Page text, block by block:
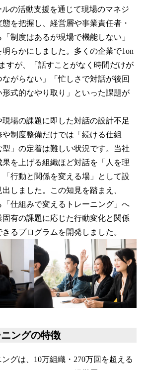
の活動支援を通じて現場のマネジ
を把握し、経営層や事業責任者・
制度はあるが現場で機能しない」
らかにしました。多くの企業で1on
すが、「話すことがなく時間だけが
がらない」「忙しさで対話が後回
形式的なやり取り」といった課題が
場の課題に即した対話の設計不足
制度整備だけでは「続ける仕組
」の定着は難しい状況です。当社
を上げる組織ほど対話を「人を理
行動と関係を変える場」として設
しました。この知見を踏まえ、
「仕組みで変えるトレーニング」へ
有の課題に応じた行動変化と関係
るプログラムを開発しました。
ングの特徴
グは、10万組織・270万回を超える